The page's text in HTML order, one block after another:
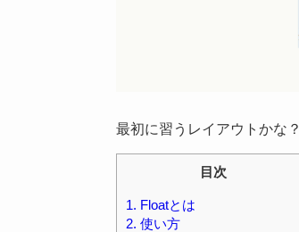
最初に習うレイアウトかな？
目次
1. Floatとは
2. 使い方